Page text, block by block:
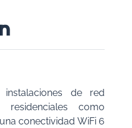
instalaciones de red
residenciales como
conectividad WiFi 6